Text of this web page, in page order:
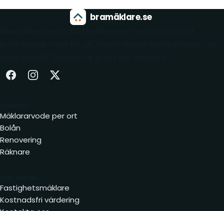
bramäklare.se
Facebook (öppnas i ny flik)
Instagram (öppnas i ny flik)
X (öppnas i ny flik)
Mäklararvode per ort
Bolån
Renovering
Räknare
Fastighetsmäklare
Kostnadsfri värdering